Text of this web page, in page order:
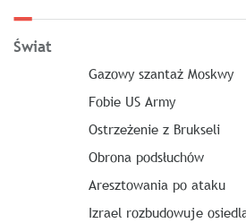
Świat
Gazowy szantaż Moskwy
Fobie US Army
Ostrzeżenie z Brukseli
Obrona podsłuchów
Aresztowania po ataku
Izrael rozbudowuje